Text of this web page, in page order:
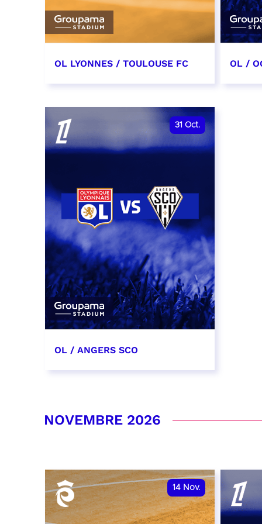
OL LYONNES / TOULOUSE FC
date et heure à confirmer
RÉSERVER
OL /
31 Oct.
OL / ANGERS SCO
RÉSERVER
NOVEMBRE 2026
14 Nov.